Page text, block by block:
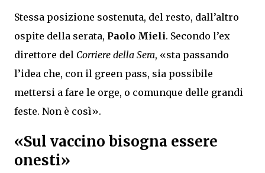
Stessa posizione sostenuta, del resto, dall’altro
ospite della serata, Paolo Mieli. Secondo l’ex
direttore del Corriere della Sera, «sta passando
l’idea che, con il green pass, sia possibile
mettersi a fare le orge, o comunque delle grandi
feste. Non è così».
«Sul vaccino bisogna essere
onesti»